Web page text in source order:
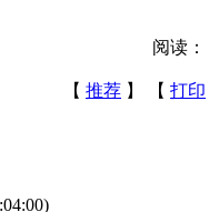
阅读：
【 推荐 】 【 打印